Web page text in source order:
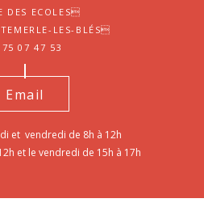
des Ecoles
les-Blés
07 47 53
Email
et vendredi de 8h à 12h
et le vendredi de 15h à 17h